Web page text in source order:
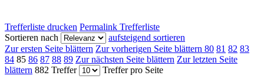
Trefferliste drucken Permalink Trefferliste
Sortieren nach
aufsteigend sortieren
Zur ersten Seite blättern Zur vorherigen Seite blättern 80 81 82 83
84 85 86 87 88 89 Zur nächsten Seite blättern Zur letzten Seite
blättern 882 Treffer Treffer pro Seite